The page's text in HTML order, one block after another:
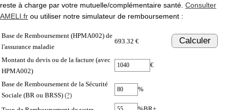
reste à charge par votre mutuelle/complémentaire santé. Consulter
AMELI.fr ou utiliser notre simulateur de remboursement :
Base de Remboursement (HPMA002) de
l'assurance maladie
693.32 € Calculer
Montant du devis ou de la facture (avec
HPMA002)
€
Base de Remboursement de la Sécurité
Sociale (BR ou BRSS) (?)
%